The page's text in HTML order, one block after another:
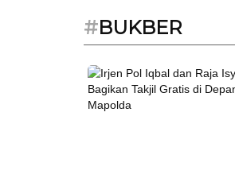
#BUKBER